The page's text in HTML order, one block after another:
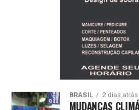
BRASIL 2 dias atrás
MUDANÇAS